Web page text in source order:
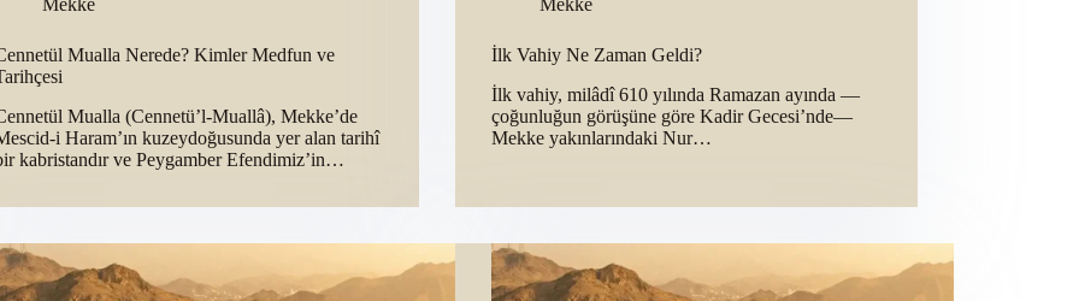
Mekke
Mualla Nerede? Kimler Medfun ve
Mualla (Cennetü’l-Muallâ), Mekke’de
i Haram’ın kuzeydoğusunda yer alan tarihî
kabristandır ve Peygamber Efendimiz’in…
Mekke
İlk Vahiy Ne Zaman Geldi?
İlk vahiy, milâdî 610 yılında Ramazan ayında —
çoğunluğun görüşüne göre Kadir Gecesi’nde—
Mekke yakınlarındaki Nur…